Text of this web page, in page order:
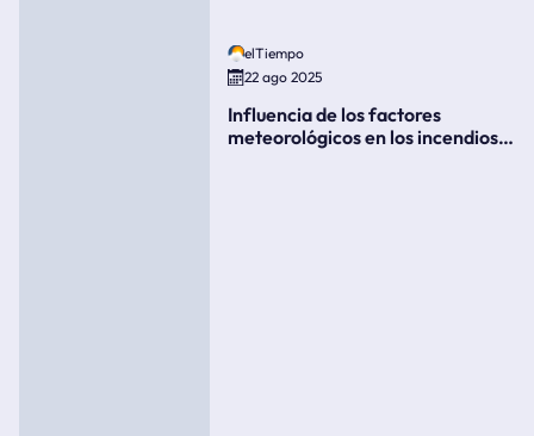
elTiempo
22 ago 2025
Influencia de los factores
meteorológicos en los incendios